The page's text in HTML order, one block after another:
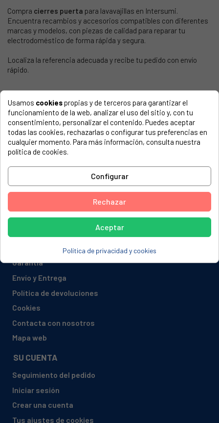
Compra cierres puerta para lavavajillas en Intersumi.
Encuentra recambios y accesorios compatibles con diferentes
marcas y modelos, con piezas de calidad para reparar tu
electrodoméstico de forma rápida y segura.
Localiza la referencia adecuada y recibe tu pedido con envío
rápido.
PRODUCTOS
Ofertas
Novedades
Aviso Legal
Formas de Pago
Garantía
Envío y Entrega
Política de devoluciones
Cookies
Contacta con nosotros
Mapa web
SU CUENTA
Seguimiento del pedido
Iniciar sesión
Crear una cuenta
Tus ajustes de cookies
Usamos cookiespropias y de terceros para garantizar el
funcionamiento de la web, analizar el uso del sitio y, con tu
consentimiento, personalizar el contenido. Puedes aceptar
todas las cookies, rechazarlas o configurar tus preferencias en
cualquier momento. Para más información, consulta nuestra
política de cookies.
Configurar
Rechazar
Aceptar
Política de privacidad y cookies